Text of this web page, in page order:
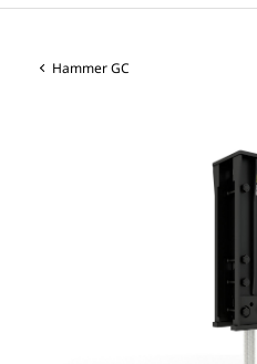
Hammer GC